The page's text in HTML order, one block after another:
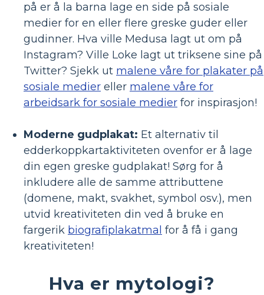
på er å la barna lage en side på sosiale
medier for en eller flere greske guder eller
gudinner. Hva ville Medusa lagt ut om på
Instagram? Ville Loke lagt ut triksene sine på
Twitter? Sjekk ut malene våre for plakater på
sosiale medier eller malene våre for
arbeidsark for sosiale medier for inspirasjon!
Moderne gudplakat: Et alternativ til
edderkoppkartaktiviteten ovenfor er å lage
din egen greske gudplakat! Sørg for å
inkludere alle de samme attributtene
(domene, makt, svakhet, symbol osv.), men
utvid kreativiteten din ved å bruke en
fargerik biografiplakatmal for å få i gang
kreativiteten!
Hva er mytologi?